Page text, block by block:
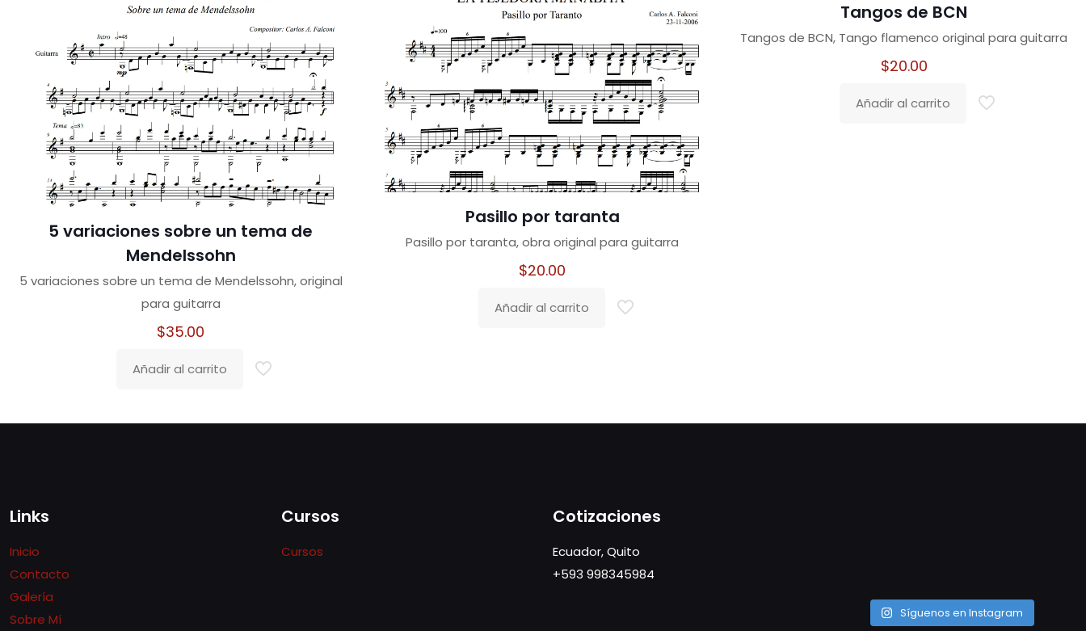
5 variaciones sobre un tema de
Mendelssohn
5 variaciones sobre un tema de Mendelssohn, original
para guitarra
$35.00
Añadir al carrito
Pasillo por taranta
Pasillo por taranta, obra original para guitarra
$20.00
Añadir al carrito
Tangos de BCN
Tangos de BCN, Tango flamenco original para guitarra
$20.00
Añadir al carrito
Links
Inicio
Contacto
Galería
Sobre Mí
Cursos
Cursos
Cotizaciones
Ecuador, Quito
+593 998345984
Síguenos en Instagram